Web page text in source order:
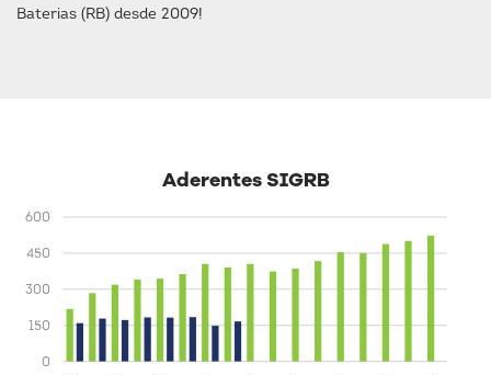
Baterias (RB) desde 2009!
Aderentes SIGRB
0
150
300
450
600